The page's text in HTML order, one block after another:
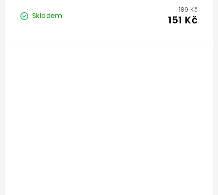
Skladem
189 Kč
151 Kč